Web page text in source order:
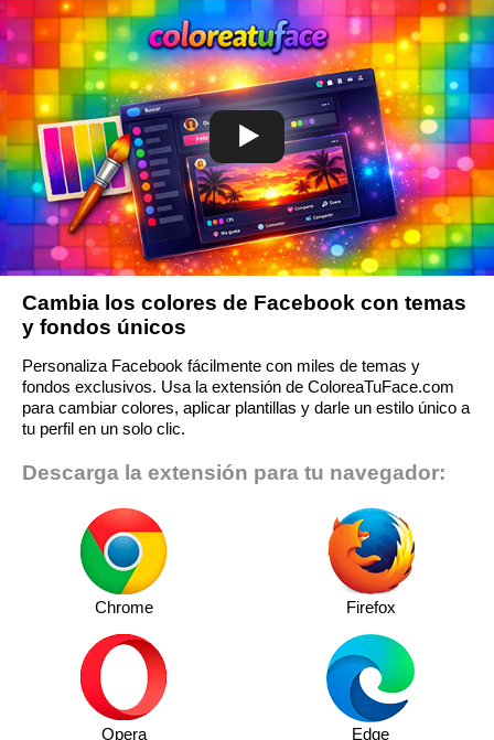
Cambia los colores de Facebook con temas
y fondos únicos
Personaliza Facebook fácilmente con miles de temas y
fondos exclusivos. Usa la extensión de ColoreaTuFace.com
para cambiar colores, aplicar plantillas y darle un estilo único a
tu perfil en un solo clic.
Descarga la extensión para tu navegador:
Chrome Firefox
Opera Edge